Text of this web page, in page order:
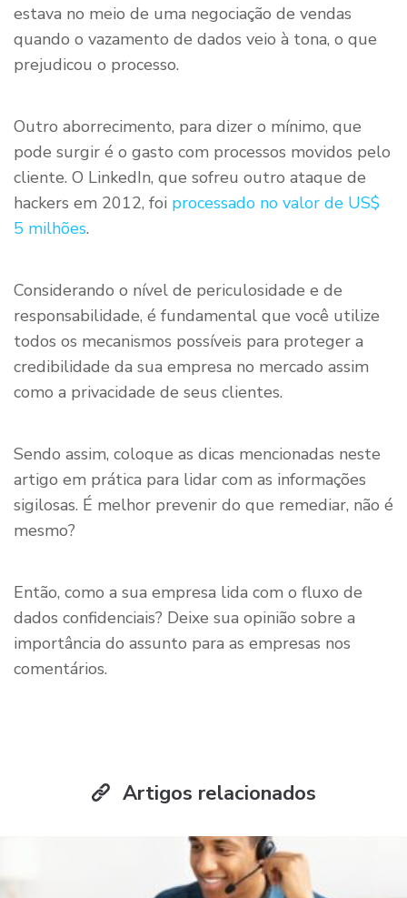
estava no meio de uma negociação de vendas
quando o vazamento de dados veio à tona, o que
prejudicou o processo.
Outro aborrecimento, para dizer o mínimo, que
pode surgir é o gasto com processos movidos pelo
cliente. O LinkedIn, que sofreu outro ataque de
hackers em 2012, foi processado no valor de US$
5 milhões.
Considerando o nível de periculosidade e de
responsabilidade, é fundamental que você utilize
todos os mecanismos possíveis para proteger a
credibilidade da sua empresa no mercado assim
como a privacidade de seus clientes.
Sendo assim, coloque as dicas mencionadas neste
artigo em prática para lidar com as informações
sigilosas. É melhor prevenir do que remediar, não é
mesmo?
Então, como a sua empresa lida com o fluxo de
dados confidenciais? Deixe sua opinião sobre a
importância do assunto para as empresas nos
comentários.
Artigos relacionados